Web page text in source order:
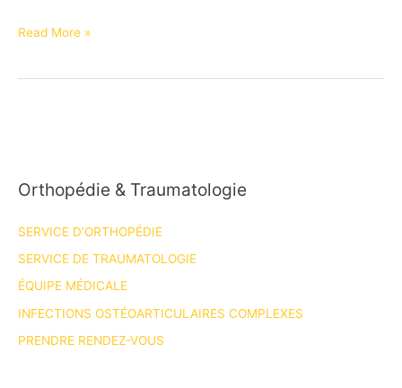
Dr
MPR
des
amputés
au
CHM
Read More »
Orthopédie & Traumatologie
SERVICE D’ORTHOPÉDIE
SERVICE DE TRAUMATOLOGIE
ÉQUIPE MÉDICALE
INFECTIONS OSTÉOARTICULAIRES COMPLEXES
PRENDRE RENDEZ-VOUS